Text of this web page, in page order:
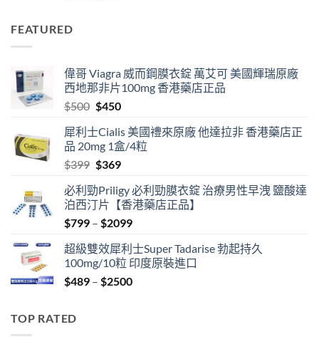
FEATURED
偉哥 Viagra 威而鋼膜衣錠 萬艾可 美國輝瑞原廠
西地那非片100mg 香港藥店正品
$500 Original
was:
$500.
$450Current
is:
$450.
犀利士Cialis 美國禮來原廠 他達拉非 香港藥店正
品 20mg 1盒/4粒
$399 Original
was:
$399.
$369Current
is:
$369.
必利勁Priligy 必利勁膜衣錠 治療男性早洩 鹽酸達
泊西汀片【香港藥店正品】
$799 – $2099Price
$799
through
$2099
超級雙效犀利士Super Tadarise 勃起持久
100mg/10粒 印度原裝進口
$489 – $2500Price
TOP RATED